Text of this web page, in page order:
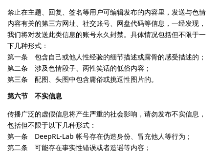
禁止在主题、回复、签名等用户可编辑发布的内容里，发送与色情
内容有关的第三方网址、社交账号、网盘代码等信息，一经发现，
我们将对发送此类信息的账号永久封禁。具体情况包括但不限于一
下几种形式：
第一条 包含自己或他人性经验的细节描述或露骨的感受描述的；
第二条 涉及色情段子、两性笑话的低俗内容；
第三条 配图、头图中包含庸俗或挑逗性图片的。
第六节 不实信息
传播广泛的虚假信息将产生严重的社会影响，请勿发布不实信息，
包括但不限于以下几种形式：
第一条 DeepRL-Lab 帐号存在伪造身份、冒充他人等行为；
第二条 可能存在事实性错误或者造谣等内容；